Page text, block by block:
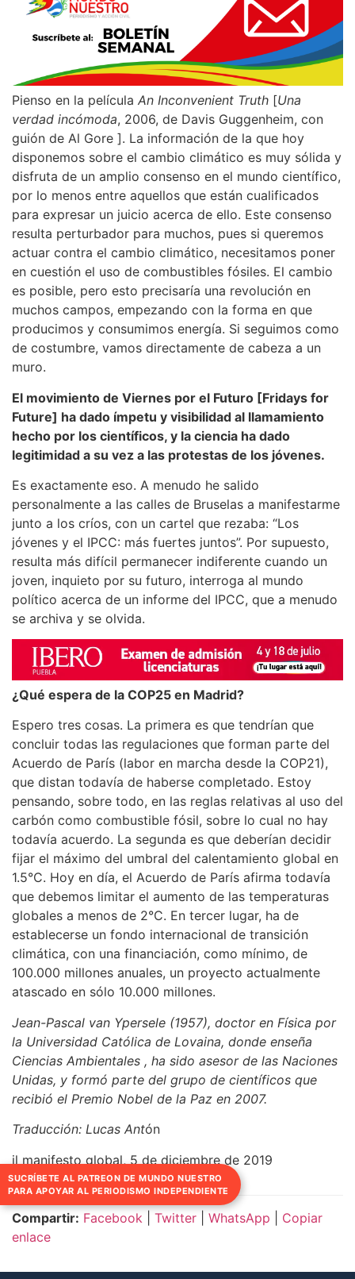
Pienso en la película An Inconvenient Truth [Una
verdad incómoda, 2006, de Davis Guggenheim, con
guión de Al Gore ]. La información de la que hoy
disponemos sobre el cambio climático es muy sólida y
disfruta de un amplio consenso en el mundo científico,
por lo menos entre aquellos que están cualificados
para expresar un juicio acerca de ello. Este consenso
resulta perturbador para muchos, pues si queremos
actuar contra el cambio climático, necesitamos poner
en cuestión el uso de combustibles fósiles. El cambio
es posible, pero esto precisaría una revolución en
muchos campos, empezando con la forma en que
producimos y consumimos energía. Si seguimos como
de costumbre, vamos directamente de cabeza a un
muro.
El movimiento de Viernes por el Futuro [Fridays for
Future] ha dado ímpetu y visibilidad al llamamiento
hecho por los científicos, y la ciencia ha dado
legitimidad a su vez a las protestas de los jóvenes.
Es exactamente eso. A menudo he salido
personalmente a las calles de Bruselas a manifestarme
junto a los críos, con un cartel que rezaba: “Los
jóvenes y el IPCC: más fuertes juntos”. Por supuesto,
resulta más difícil permanecer indiferente cuando un
joven, inquieto por su futuro, interroga al mundo
político acerca de un informe del IPCC, que a menudo
se archiva y se olvida.
¿Qué espera de la COP25 en Madrid?
Espero tres cosas. La primera es que tendrían que
concluir todas las regulaciones que forman parte del
Acuerdo de París (labor en marcha desde la COP21),
que distan todavía de haberse completado. Estoy
pensando, sobre todo, en las reglas relativas al uso del
carbón como combustible fósil, sobre lo cual no hay
todavía acuerdo. La segunda es que deberían decidir
fijar el máximo del umbral del calentamiento global en
1.5°C. Hoy en día, el Acuerdo de París afirma todavía
que debemos limitar el aumento de las temperaturas
globales a menos de 2°C. En tercer lugar, ha de
establecerse un fondo internacional de transición
climática, con una financiación, como mínimo, de
100.000 millones anuales, un proyecto actualmente
atascado en sólo 10.000 millones.
Jean-Pascal van Ypersele (1957), doctor en Física por
la Universidad Católica de Lovaina, donde enseña
Ciencias Ambientales , ha sido asesor de las Naciones
Unidas, y formó parte del grupo de científicos que
recibió el Premio Nobel de la Paz en 2007.
Traducción: Lucas Antón
il manifesto global, 5 de diciembre de 2019
Compartir: Facebook Twitter WhatsApp
Copiar
enlace
SUCRÍBETE AL PATREON DE MUNDO NUESTRO
PARA APOYAR AL PERIODISMO INDEPENDIENTE